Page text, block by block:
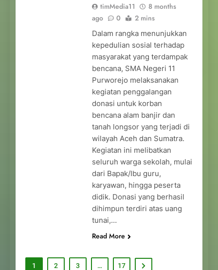
timMedia11
8 months
ago
0 2 mins
Dalam rangka menunjukkan
kepedulian sosial terhadap
masyarakat yang terdampak
bencana, SMA Negeri 11
Purworejo melaksanakan
kegiatan penggalangan
donasi untuk korban
bencana alam banjir dan
tanah longsor yang terjadi di
wilayah Aceh dan Sumatra.
Kegiatan ini melibatkan
seluruh warga sekolah, mulai
dari Bapak/Ibu guru,
karyawan, hingga peserta
didik. Donasi yang berhasil
dihimpun terdiri atas uang
tunai,…
Read More
1 2 3 … 17